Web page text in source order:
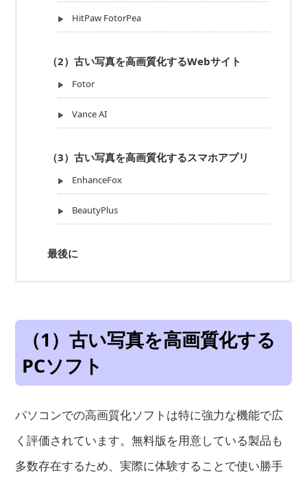
HitPaw FotorPea
（2）古い写真を高画質化するWebサイト
Fotor
Vance AI
（3）古い写真を高画質化するスマホアプリ
EnhanceFox
BeautyPlus
最後に
（1）古い写真を高画質化する
PCソフト
パソコンでの高画質化ソフトは特に強力な機能で広
く評価されています。無料版を用意している製品も
多数存在するため、実際に体験することで使い勝手